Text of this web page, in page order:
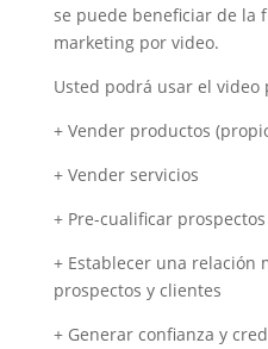
se puede beneficiar de la
marketing por video.
Usted podrá usar el video
+ Vender productos
+ Vender servicios
+ Pre-cualificar prospectos
+ Establecer una relación
prospectos y clientes
+ Generar confianza y